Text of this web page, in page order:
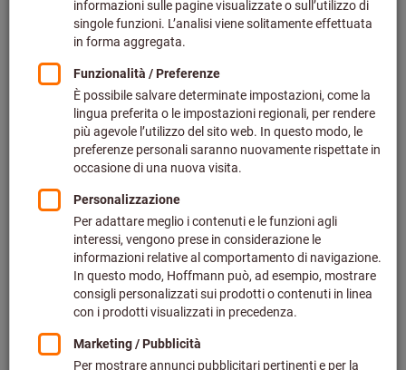
Fare clic per ingrandire l‘immagine
Prezzo set 50 articoli (0,30 € / 1 Articolo)
più IVA all’aliquota correntePrezzo più spese di spedizione
Effettua il loginper vedere i tuoi prezzi dedicati.
Misure guanti da lavoro:
8 9 10